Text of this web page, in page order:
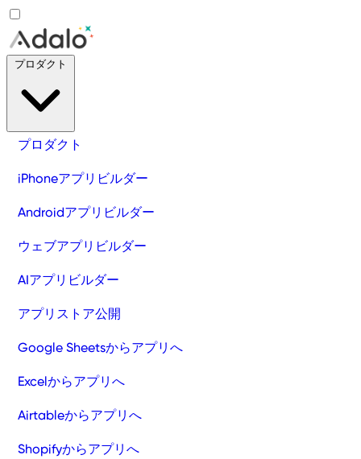
プロダクト
iPhoneアプリビルダー
Androidアプリビルダー
ウェブアプリビルダー
AIアプリビルダー
アプリストア公開
Google Sheetsからアプリへ
Excelからアプリへ
Airtableからアプリへ
Shopifyからアプリへ